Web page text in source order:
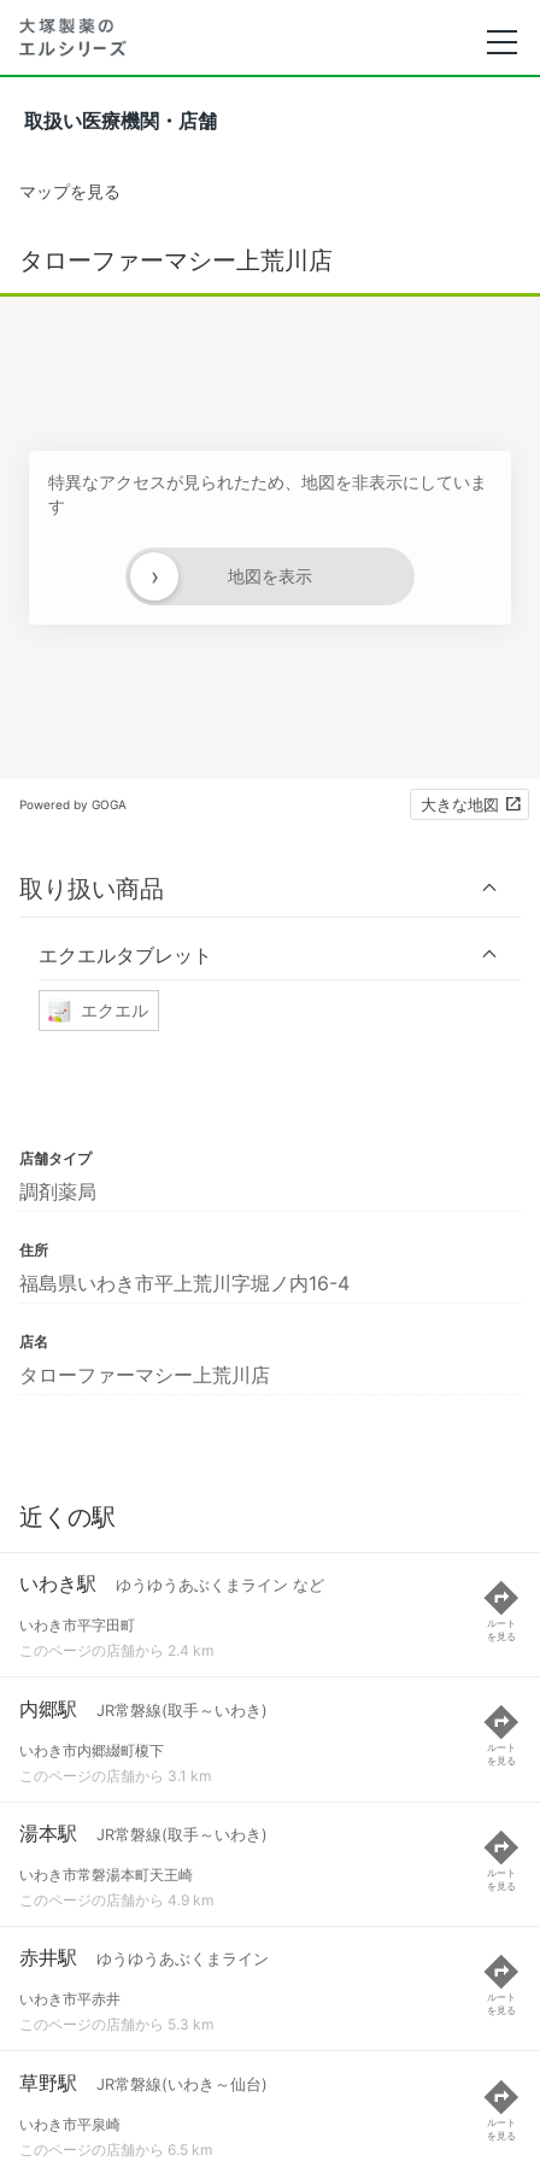
取扱い医療機関・店舗
マップを見る
タローファーマシー上荒川店
特異なアクセスが見られたため、地図を非表示にしていま
す
地図を表示
›
Powered by GOGA 大きな地図
取り扱い商品
エクエルタブレット
エクエル
店舗タイプ
調剤薬局
住所
福島県いわき市平上荒川字堀ノ内16-4
店名
タローファーマシー上荒川店
近くの駅
いわき駅 ゆうゆうあぶくまライン など
いわき市平字田町
このページの店舗から 2.4 km
ルート
を見る
内郷駅 JR常磐線(取手～いわき)
いわき市内郷綴町榎下
このページの店舗から 3.1 km
ルート
を見る
湯本駅 JR常磐線(取手～いわき)
いわき市常磐湯本町天王崎
このページの店舗から 4.9 km
ルート
を見る
赤井駅 ゆうゆうあぶくまライン
いわき市平赤井
このページの店舗から 5.3 km
ルート
を見る
草野駅 JR常磐線(いわき～仙台)
いわき市平泉崎
このページの店舗から 6.5 km
ルート
を見る